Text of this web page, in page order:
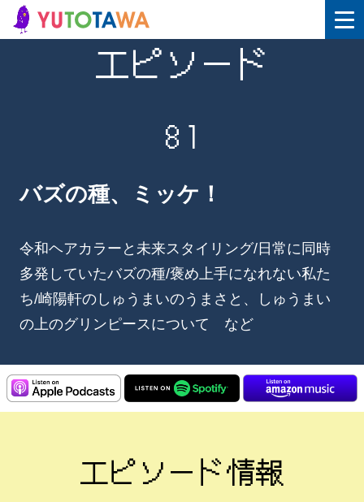
エピソード
81
バズの種、ミッケ！
令和ヘアカラーと未来スタイリング/日常に同時
多発していたバズの種/褒め上手になれない私た
ち/崎陽軒のしゅうまいのうまさと、しゅうまい
の上のグリンピースについて など
エピソード情報